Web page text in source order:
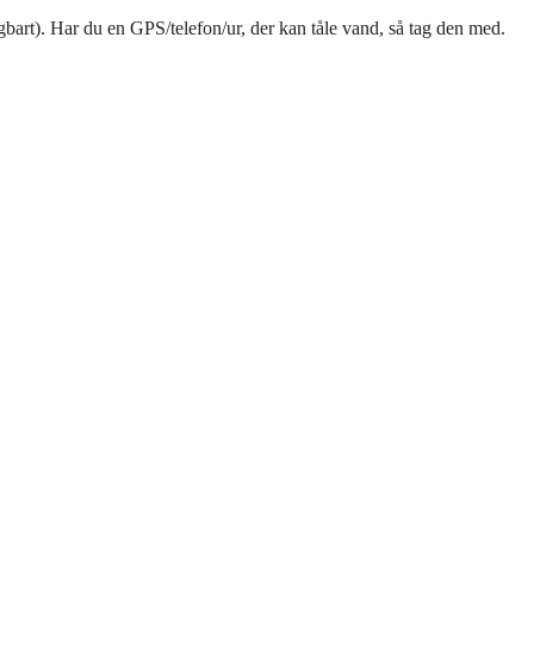
Har du en GPS/telefon/ur, der kan tåle vand, så tag den med.